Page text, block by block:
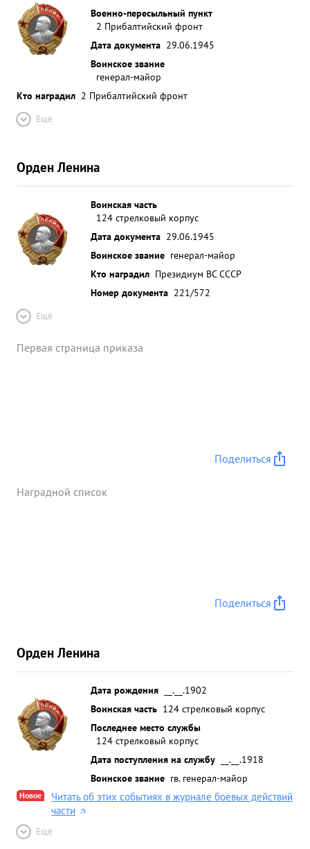
Военно-пересыльный пункт
2 Прибалтийский фронт
Дата документа 29.06.1945
Воинское звание
генерал-майор
Кто наградил 2 Прибалтийский фронт
Ещё
Орден Ленина
Воинская часть
124 стрелковый корпус
Дата документа 29.06.1945
Воинское звание генерал-майор
Кто наградил Президиум ВС СССР
Номер документа 221/572
Ещё
Первая страница приказа
Поделиться
Наградной список
Поделиться
Орден Ленина
Дата рождения
__.__.1902
Воинская часть 124 стрелковый корпус
Последнее место службы
124 стрелковый корпус
Дата поступления на службу
__.__.1918
Воинское звание гв. генерал-майор
Новое
Читать об этих событиях в журнале боевых действий
части
Ещё